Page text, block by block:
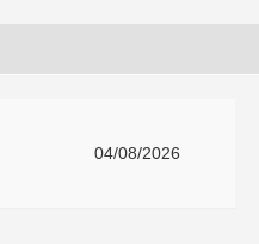
04/08/2026